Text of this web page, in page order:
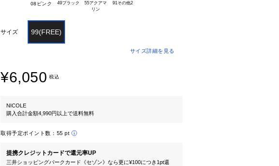
08ピンク 49ブラック
55アクアマ
91その他2
サイズ 99(FREE)
サイズ詳細を見る
¥6,050 税込
NICOLE
購入合計金額4,990円以上で送料無料
取得予定ポイント数： 55 pt
提携クレジットカードで還元率UP
三井ショッピングパークカード《セゾン》なら更に¥100につき1pt還